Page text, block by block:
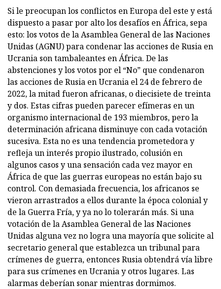
Si le preocupan los conflictos en Europa del este y está
dispuesto a pasar por alto los desafíos en África, sepa
esto: los votos de la Asamblea General de las Naciones
Unidas (AGNU) para condenar las acciones de Rusia en
Ucrania son tambaleantes en África. De las
abstenciones y los votos por el “No” que condenaron
las acciones de Rusia en Ucrania el 24 de febrero de
2022, la mitad fueron africanas, o diecisiete de treinta
y dos. Estas cifras pueden parecer efímeras en un
organismo internacional de 193 miembros, pero la
determinación africana disminuye con cada votación
sucesiva. Esta no es una tendencia prometedora y
refleja un interés propio ilustrado, colusión en
algunos casos y una sensación cada vez mayor en
África de que las guerras europeas no están bajo su
control. Con demasiada frecuencia, los africanos se
vieron arrastrados a ellos durante la época colonial y
de la Guerra Fría, y ya no lo tolerarán más. Si una
votación de la Asamblea General de las Naciones
Unidas alguna vez no logra una mayoría que solicite al
secretario general que establezca un tribunal para
crímenes de guerra, entonces Rusia obtendrá vía libre
para sus crímenes en Ucrania y otros lugares. Las
alarmas deberían sonar mientras dormimos.